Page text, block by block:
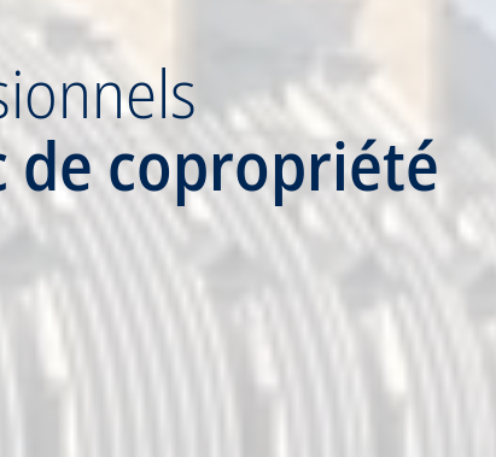
de copropriété